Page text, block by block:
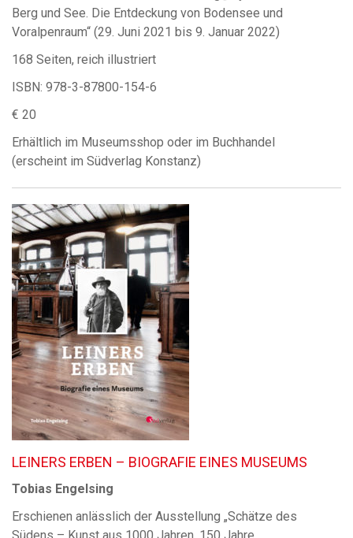
Berg und See. Die Entdeckung von Bodensee und
Voralpenraum“ (29. Juni 2021 bis 9. Januar 2022)
168 Seiten, reich illustriert
ISBN: 978-3-87800-154-6
€ 20
Erhältlich im Museumsshop oder im Buchhandel
(erscheint im Südverlag Konstanz)
LEINERS ERBEN – BIOGRAFIE EINES MUSEUMS
Tobias Engelsing
Erschienen anlässlich der Ausstellung „Schätze des